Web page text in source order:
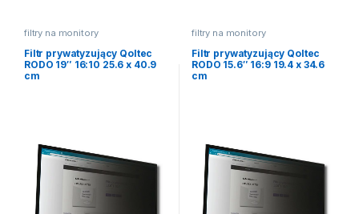
filtry na monitory
Filtr prywatyzujący Qoltec
RODO 19″ 16:10 25.6 x 40.9
cm
filtry na monitory
Filtr prywatyzujący Qoltec
RODO 15.6″ 16:9 19.4 x 34.6
cm